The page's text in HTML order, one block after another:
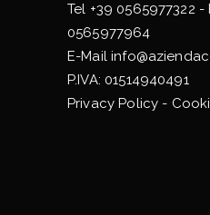
Tel +39 0565977322 -
0565977964
E-Mail
P.IVA: 01514940491
Privacy Policy -